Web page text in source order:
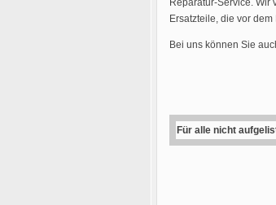
Reparatur-Service. Wir
Ersatzteile, die vor
Bei uns können Sie
Für alle nicht